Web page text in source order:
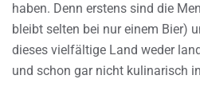
haben. Denn erstens sind die
bleibt selten bei nur einem Bier)
dieses vielfältige Land weder
und schon gar nicht kulinarisch